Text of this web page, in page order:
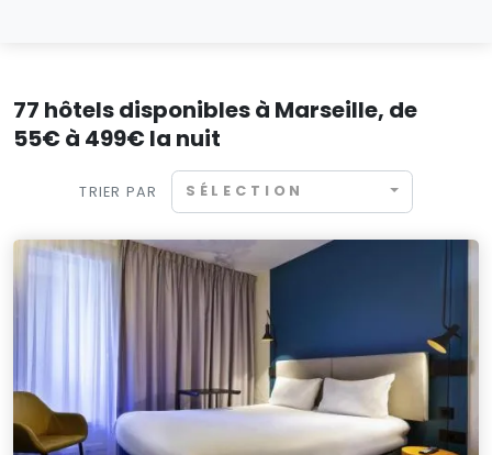
77 hôtels disponibles à Marseille, de
55€ à 499€ la nuit
TRIER PAR SÉLECTION